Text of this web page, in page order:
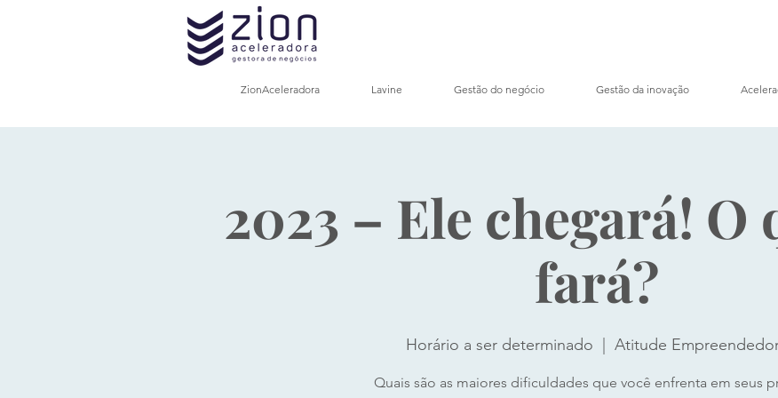
Gestão da inovação
Gestão do negócio
Lavine
ZionAceleradora
2023 – Ele chegará! O
fará?
Horário a ser determinado Atitude
Quais são as maiores dificuldades que você enfrenta em seus